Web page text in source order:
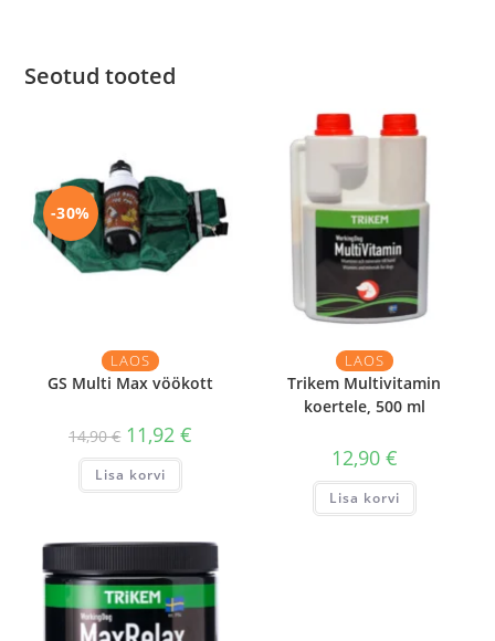
Seotud tooted
-30%
LAOS
GS Multi Max vöökott
14,90€ 11,92€
Lisa korvi
LAOS
Trikem Multivitamin
koertele, 500 ml
12,90 €
Lisa korvi